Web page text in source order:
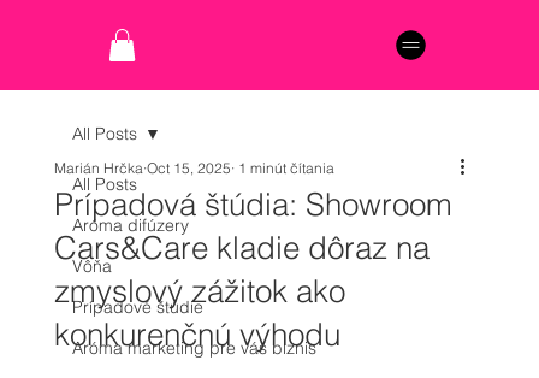
All Posts
Aróma difúzery
Vôňa
Prípadové štúdie
Aróma marketing pre váš biznis
All Posts
Prípadová štúdia: Showroom
Cars&Care kladie dôraz na
zmyslový zážitok ako
konkurenčnú výhodu
Marián Hrčka Oct 15, 2025 1 minút čítania